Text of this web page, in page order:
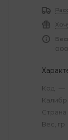
Код —
Калибр
Вес, гр